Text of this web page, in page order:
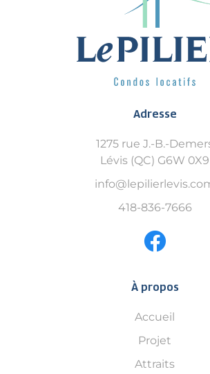
Adresse
1275 rue J.-B.-
Lévis (QC) G6W 0X9
418-836-7666
À propos
Accueil
Projet
Attraits